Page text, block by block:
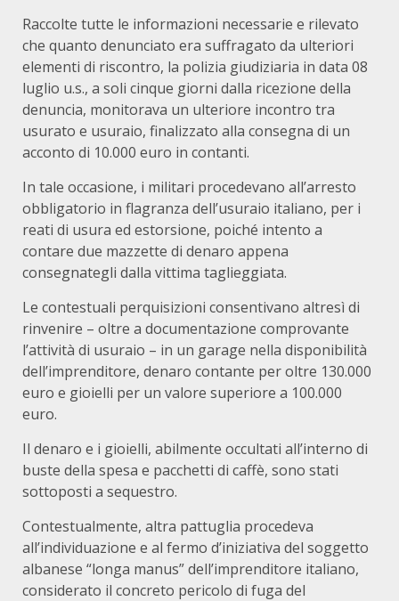
Raccolte tutte le informazioni necessarie e rilevato
che quanto denunciato era suffragato da ulteriori
elementi di riscontro, la polizia giudiziaria in data 08
luglio u.s., a soli cinque giorni dalla ricezione della
denuncia, monitorava un ulteriore incontro tra
usurato e usuraio, finalizzato alla consegna di un
acconto di 10.000 euro in contanti.
In tale occasione, i militari procedevano all’arresto
obbligatorio in flagranza dell’usuraio italiano, per i
reati di usura ed estorsione, poiché intento a
contare due mazzette di denaro appena
consegnategli dalla vittima taglieggiata.
Le contestuali perquisizioni consentivano altresì di
rinvenire – oltre a documentazione comprovante
l’attività di usuraio – in un garage nella disponibilità
dell’imprenditore, denaro contante per oltre 130.000
euro e gioielli per un valore superiore a 100.000
euro.
Il denaro e i gioielli, abilmente occultati all’interno di
buste della spesa e pacchetti di caffè, sono stati
sottoposti a sequestro.
Contestualmente, altra pattuglia procedeva
all’individuazione e al fermo d’iniziativa del soggetto
albanese “longa manus” dell’imprenditore italiano,
considerato il concreto pericolo di fuga del